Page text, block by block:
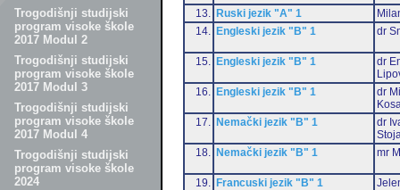
Trogodišnji studijski
program visoke škole
2017 Modul 2
Trogodišnji studijski
program visoke škole
2017 Modul 3
Trogodišnji studijski
program visoke škole
2017 Modul 4
Trogodišnji studijski
program visoke škole
2024
13. Ruski jezik "A" 1
14.
Engleski jezik "B" 1 dr
15. Engleski jezik "B" 1
dr
16.
Engleski jezik "B" 1
dr
17.
Nemački jezik "B" 1
dr
18.
Nemački jezik "B" 1 mr
19. Francuski jezik "B" 1